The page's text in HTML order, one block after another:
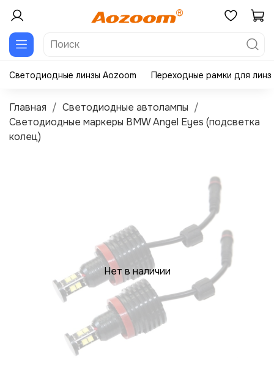
Светодиодные линзы Aozoom Переходные рамки для линз
Главная
Светодиодные автолампы
Светодиодные маркеры BMW Angel Eyes (подсветка
колец)
Нет в наличии